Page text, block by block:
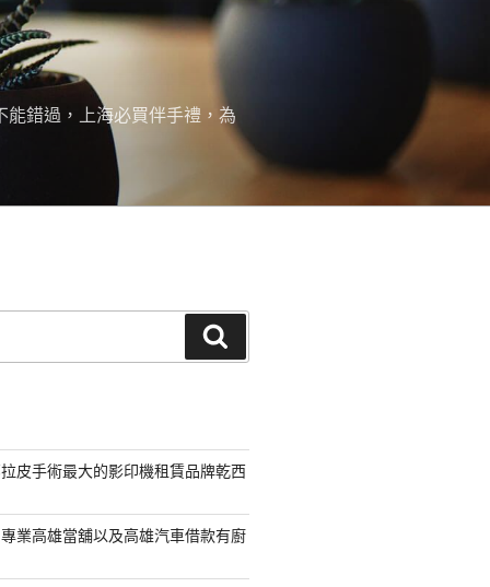
錯過，上海必買伴手禮，為
尋
皮手術最大的影印機租賃品牌乾西
業高雄當舖以及高雄汽車借款有廚